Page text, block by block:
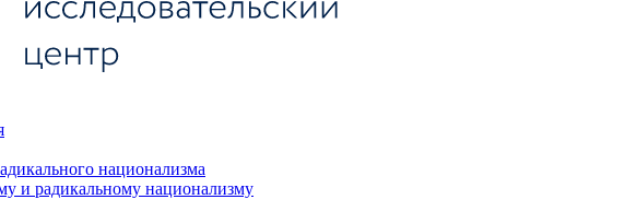
национализма
и радикальному национализму